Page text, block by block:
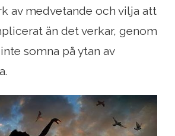
av medvetande och vilja att
än det verkar, genom
somna på ytan av